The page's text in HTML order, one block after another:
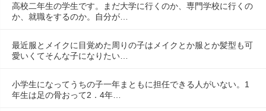
高校二年生の学生です。まだ大学に行くのか、専門学校に行くの
か、就職をするのか。自分が…
最近服とメイクに目覚めた周りの子はメイクとか服とか髪型も可
愛いくてそんな子になりたい…
小学生になってうちの子一年まともに担任できる人がいない。1
年生は足の骨おって2．4年…